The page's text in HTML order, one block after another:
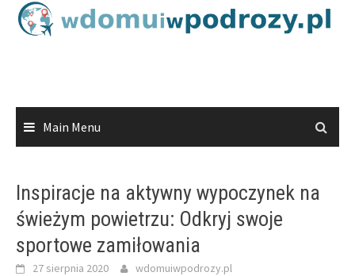
Skip
Main Menu
Inspiracje na aktywny wypoczynek na
świeżym powietrzu: Odkryj swoje
sportowe zamiłowania
27 sierpnia 2020 wdomuiwpodrozy.pl